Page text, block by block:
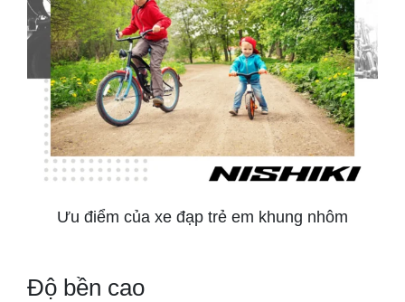
Ưu điểm của xe đạp trẻ em khung nhôm
Độ bền cao